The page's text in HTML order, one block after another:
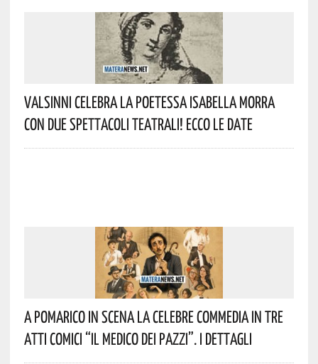
Valsinni Celebra La Poetessa Isabella Morra
Con Due Spettacoli Teatrali! Ecco Le Date
A Pomarico In Scena La Celebre Commedia In Tre
Atti Comici “Il Medico Dei Pazzi”. I Dettagli